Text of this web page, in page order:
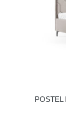
POSTEL